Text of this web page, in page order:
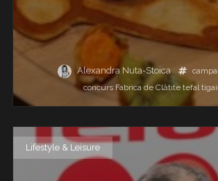
Alexandra Nuta-Stoica
concurs Fabrica de Clătite tefal
Lifestyle & Leisure